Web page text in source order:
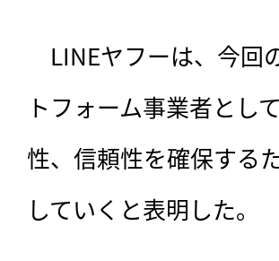
LINEヤフーは、今回
トフォーム事業者とし
性、信頼性を確保する
していくと表明した。